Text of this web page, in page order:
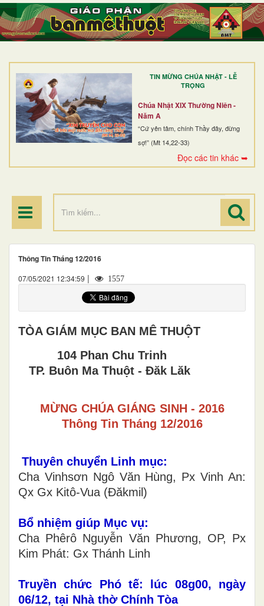
TIN MỪNG CHÚA NHẬT - LỄ
TRỌNG
Chúa Nhật XIX Thường Niên -
Năm A
“Cứ yên tâm, chính Thầy đây, đừng
sợ!” (Mt 14,22-33)
Đọc các tin khác ➥
TRANG NHẤT
GIỚI THIỆU
DÒNG TU
BAN MỤC VỤ
ĐOÀN THỂ CG
Thông Tin Tháng 12/2016
07/05/2021 12:34:59 | 1557
TÒA GIÁM MỤC BAN MÊ THUỘT
104 Phan Chu Trinh
TP. Buôn Ma Thuột - Đăk Lăk
MỪNG CHÚA GIÁNG SINH - 2016
Thông Tin Tháng 12/2016
Thuyên chuyển Linh mục:
Cha Vinhsơn Ngô Văn Hùng, Px Vinh An:
Qx Gx Kitô-Vua (Đăkmil)
Bổ nhiệm giúp Mục vụ:
Cha Phêrô Nguyễn Văn Phương, OP, Px
Kim Phát: Gx Thánh Linh
Truyền chức Phó tế: lúc 08g00, ngày
06/12, tại Nhà thờ Chính Tòa